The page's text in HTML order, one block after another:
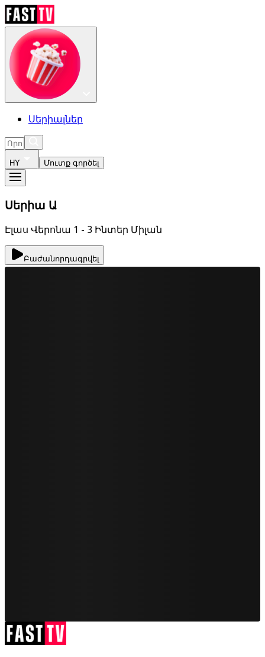
Սերիալներ
HY Մուտք գործել
Սերիա Ա
Էլաս Վերոնա 1 - 3 Ինտեր Միլան
Բաժանորդագրվել